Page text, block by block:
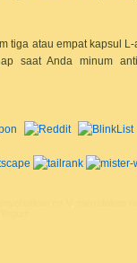
tiga atau empat kapsul
saat Anda minum